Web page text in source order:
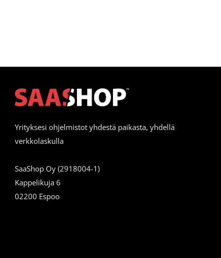
Yrityksesi ohjelmistot yhdestä paikasta, yhdellä
verkkolaskulla
SaaShop Oy (2918004-1)
Kappelikuja 6
02200 Espoo